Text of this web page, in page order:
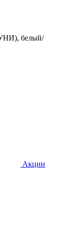
белый/
Акции